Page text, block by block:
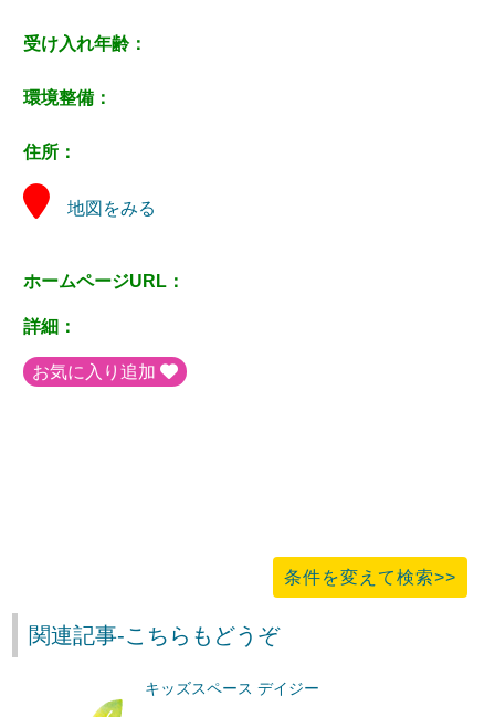
受け入れ年齢：
環境整備：
住所：
地図をみる
ホームページURL：
詳細：
お気に入り追加
条件を変えて検索>>
関連記事-こちらもどうぞ
キッズスペース デイジー